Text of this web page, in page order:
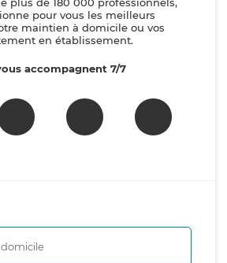
pour vous les meilleurs
maintien à domicile ou vos
en établissement.
accompagnent 7/7